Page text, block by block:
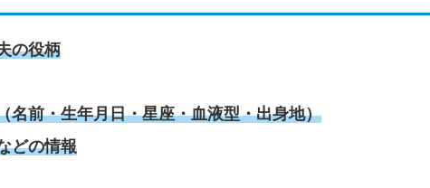
の役柄
名前・生年月日・星座・血液型・出身地）
どの情報